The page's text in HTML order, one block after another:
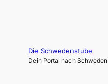
Die Schwedenstube
Dein Portal nach Schweden